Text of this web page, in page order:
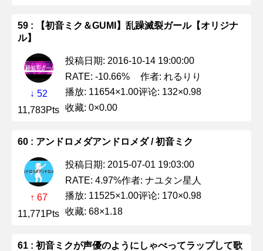
59 : 【初音ミク＆GUMI】乱躁滅裂ガール【オリジナ
ル】
↓ 52
11,783Pts
投稿日期: 2016-10-14 19:00:00
RATE: -10.66%
作者: れるりり
播放: 11654×1.00评论: 132×0.98
收藏: 0×0.00
60 : アンドロメダアンドロメダ / 初音ミク
↑ 67
11,771Pts
投稿日期: 2015-07-01 19:03:00
RATE: 4.97%作者: ナユタン星人
播放: 11525×1.00评论: 170×0.98
收藏: 68×1.18
61 : 初音ミクが声優のようにしゃべってラップして歌